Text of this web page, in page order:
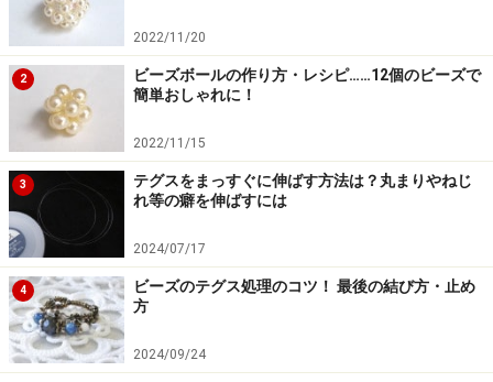
2022/11/20
2
ビーズボールの作り方・レシピ……12個のビーズで
簡単おしゃれに！
2022/11/15
3
テグスをまっすぐに伸ばす方法は？丸まりやねじ
れ等の癖を伸ばすには
2024/07/17
4
ビーズのテグス処理のコツ！ 最後の結び方・止め
方
2024/09/24